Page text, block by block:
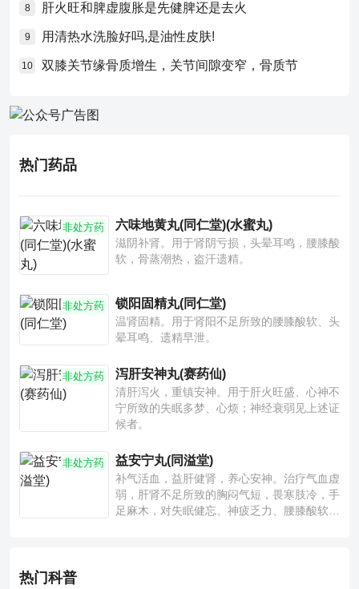
8 肝火旺和脾虚腹胀是先健脾还是去火
9 用清热水洗脸好吗,是油性皮肤!
10 双膝关节缘骨质增生，关节间隙变窄，骨质节
热门药品
非处方药 六味地黄丸(同仁堂)(水蜜丸)
滋阴补肾。用于肾阴亏损，头晕耳鸣，腰膝酸
软，骨蒸潮热，盗汗遗精。
非处方药 锁阳固精丸(同仁堂)
温肾固精。用于肾阳不足所致的腰膝酸软、头
晕耳鸣、遗精早泄。
非处方药 泻肝安神丸(赛药仙)
清肝泻火，重镇安神。用于肝火旺盛、心神不
宁所致的失眠多梦、心烦；神经衰弱见上述证
候者。
非处方药 益安宁丸(同溢堂)
补气活血，益肝健肾，养心安神。治疗气血虚
弱，肝肾不足所致的胸闷气短，畏寒肢冷，手
足麻木，对失眠健忘、神疲乏力、腰膝酸软也
热门科普